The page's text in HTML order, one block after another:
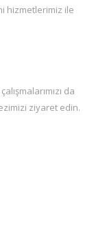
hizmetlerimiz ile
da
ziyaret edin.